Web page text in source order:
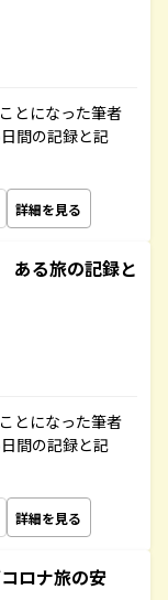
とになった筆者
間の記録と記
詳細を見る
ある旅の記録と
とになった筆者
間の記録と記
詳細を見る
ロナ旅の安